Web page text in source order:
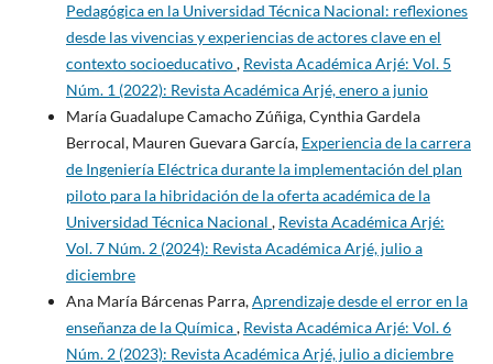
Pedagógica en la Universidad Técnica Nacional: reflexiones
desde las vivencias y experiencias de actores clave en el
contexto socioeducativo, Revista Académica Arjé: Vol. 5
Núm. 1 (2022): Revista Académica Arjé, enero a junio
María Guadalupe Camacho Zúñiga, Cynthia Gardela
Berrocal, Mauren Guevara García, Experiencia de la carrera
de Ingeniería Eléctrica durante la implementación del plan
piloto para la hibridación de la oferta académica de la
Universidad Técnica Nacional , Revista Académica Arjé:
Vol. 7 Núm. 2 (2024): Revista Académica Arjé, julio a
diciembre
Ana María Bárcenas Parra,Aprendizaje desde el error en la
enseñanza de la Química, Revista Académica Arjé: Vol. 6
Núm. 2 (2023): Revista Académica Arjé, julio a diciembre